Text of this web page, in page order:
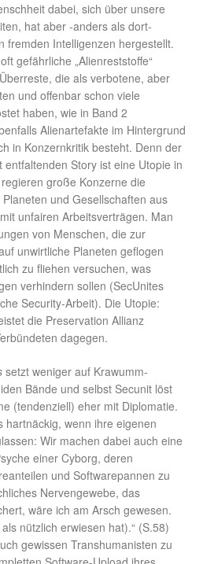
dabei, sich über unsere
hat aber -anders als dort-
fremden Intelligenzen hergestellt.
gefährliche „Alienreststoffe“
die als verbotene, aber
und offenbar schon viele
haben, wie in Band 2
Alienartefakte im Hintergrund
in Konzernkritik besteht. Denn der
Story ist eine Utopie in
große Konzerne die
und Gesellschaften aus
unfairen Arbeitsverträgen. Man
von Menschen, die zur
unwirtliche Planeten geflogen
zu fliehen versuchen, was
verhindern sollen (SecUnites
Security-Arbeit). Die Utopie:
die Preservation Allianz
dagegen.
setzt weniger auf Krawumm-
Bände und selbst Secunit löst
(tendenziell) eher mit Diplomatie.
hartnäckig, wenn ihre eigenen
Wir machen dabei auch eine
einer Cyborg, deren
und Softwarepannen zu
Nervengewebe, das
wäre ich am Arsch gewesen.
nützlich erwiesen hat).“ (S.58)
gewissen Transhumanisten zu